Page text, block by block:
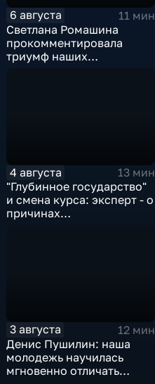
6 августа
11 мин
Светлана Ромашина
прокомментировала
триумф наших
4 августа
13 мин
"Глубинное государство"
и смена курса: эксперт - о
причинах
3 августа
12 мин
Денис Пушилин: наша
молодежь научилась
мгновенно отличать